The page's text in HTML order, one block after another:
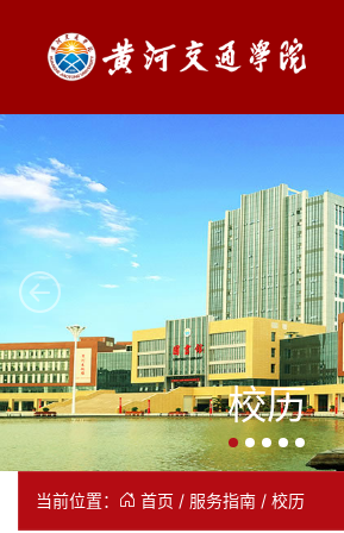
Previous
校历
当前位置： 首页 / 服务指南 / 校历